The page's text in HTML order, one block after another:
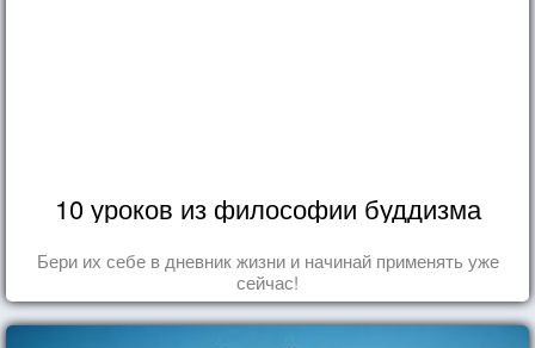
10 уроков из философии буддизма
Бери их себе в дневник жизни и начинай применять уже
сейчас!